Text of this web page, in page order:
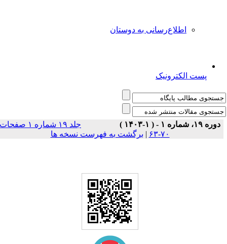
اطلاع‌رسانی به دوستان
پست الکترونیک
دوره ۱۹، شماره ۱ - ( ۱-۱۴۰۳ )
جلد ۱۹ شماره ۱ صفحات
۷۰-۶۳
| برگشت به فهرست نسخه ها